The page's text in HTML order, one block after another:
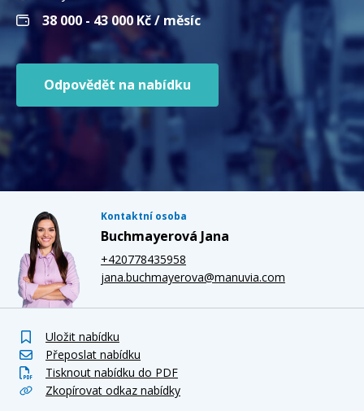
38 000 - 43 000Kč / měsíc
Odpovědět na nabídku
Kontaktní osoba
Buchmayerová Jana
+420778435958
jana.buchmayerova@manuvia.com
Uložit nabídku
Přeposlat nabídku
Tisknout nabídku do PDF
Zkopírovat odkaz nabídky